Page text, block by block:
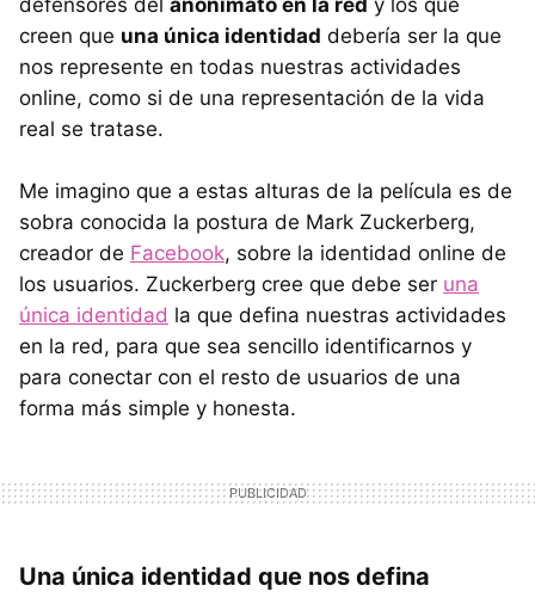
creen que una única identidad debería ser la que
nos represente en todas nuestras actividades
online, como si de una representación de la vida
real se tratase.
Me imagino que a estas alturas de la película es de
sobra conocida la postura de Mark Zuckerberg,
creador de Facebook, sobre la identidad online de
los usuarios. Zuckerberg cree que debe ser una
única identidad la que defina nuestras actividades
en la red, para que sea sencillo identificarnos y
para conectar con el resto de usuarios de una
forma más simple y honesta.
Una única identidad que nos defina